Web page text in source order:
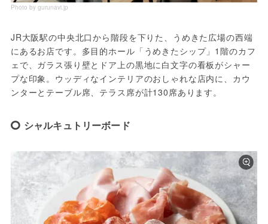
Photo by gurunavi.jp
JR大阪駅の中央北口から階段を下りた、うめきた広場の西端
にあるお店です。多目的ホール「うめきたシップ」1階のカフ
ェで、ガラス張り壁とドア上の黒地に白文字の看板がシャー
プな印象。ウッディなインテリアのおしゃれな店内に、カウ
ンターとテーブル席、テラス席が計130席あります。
シャルキュトリーボード